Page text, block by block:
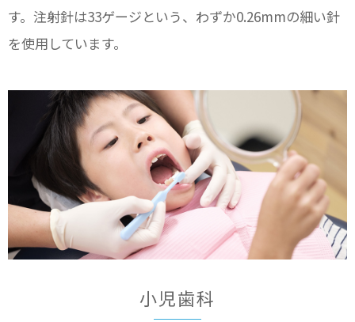
す。注射針は33ゲージという、わずか0.26mmの細い針
を使用しています。
小児歯科